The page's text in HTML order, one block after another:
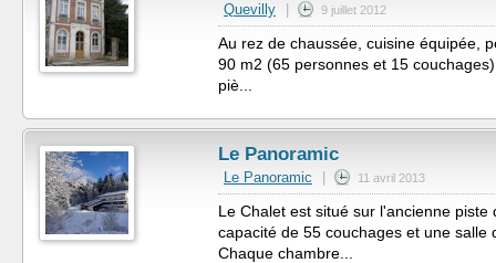
Quevilly 9 juillet 2012
Au rez de chaussée, cuisine équipée,
90 m2 (65 personnes et 15
piè...
Le Panoramic
Le Panoramic 11 avril 2013
Le Chalet est situé sur l'ancienne
capacité de 55 couchages et une salle
Chaque chambre...